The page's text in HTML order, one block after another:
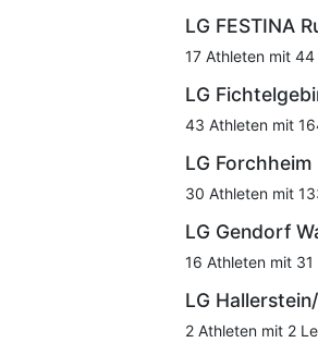
LG FESTINA
17 Athleten mit
LG
43 Athleten mit
LG Forchheim
30 Athleten mit
LG Gendorf
16 Athleten mit
LG
2 Athleten mit 2